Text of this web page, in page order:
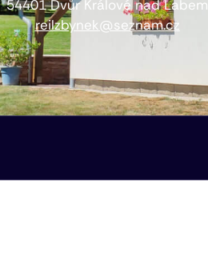
54401 Dvůr Králové nad Labem
reilzbynek@seznam.cz